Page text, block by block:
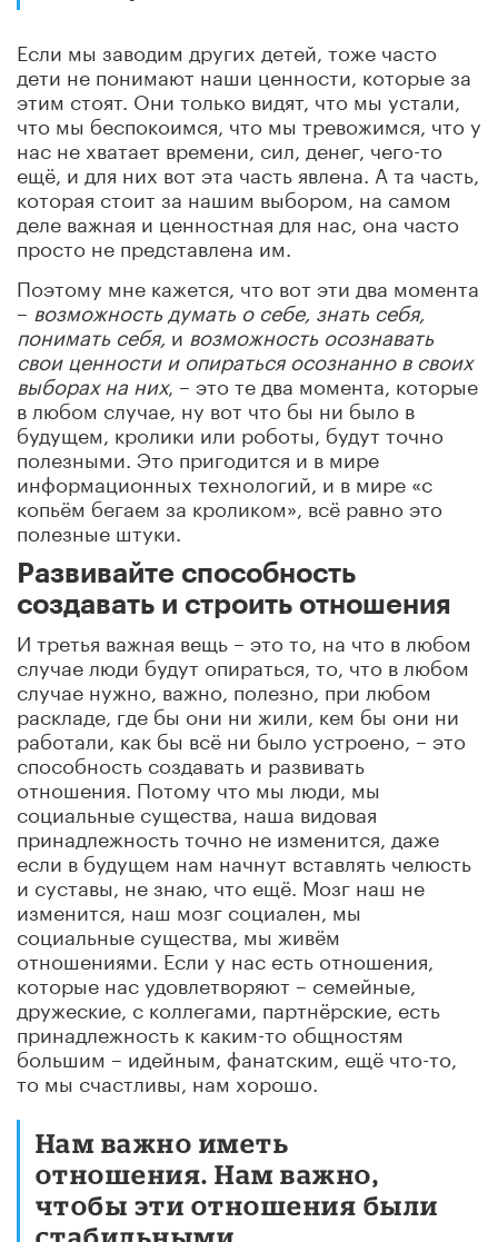
Если мы заводим других детей, тоже часто
дети не понимают наши ценности, которые за
этим стоят. Они только видят, что мы устали,
что мы беспокоимся, что мы тревожимся, что у
нас не хватает времени, сил, денег, чего-то
ещё, и для них вот эта часть явлена. А та часть,
которая стоит за нашим выбором, на самом
деле важная и ценностная для нас, она часто
просто не представлена им.
Поэтому мне кажется, что вот эти два момента
– возможность думать о себе, знать себя,
понимать себя,и возможность осознавать
свои ценности и опираться осознанно в своих
выборах на них, – это те два момента, которые
в любом случае, ну вот что бы ни было в
будущем, кролики или роботы, будут точно
полезными. Это пригодится и в мире
информационных технологий, и в мире «с
копьём бегаем за кроликом», всё равно это
полезные штуки.
Развивайте способность
создавать и строить отношения
И третья важная вещь – это то, на что в любом
случае люди будут опираться, то, что в любом
случае нужно, важно, полезно, при любом
раскладе, где бы они ни жили, кем бы они ни
работали, как бы всё ни было устроено, – это
способность создавать и развивать
отношения. Потому что мы люди, мы
социальные существа, наша видовая
принадлежность точно не изменится, даже
если в будущем нам начнут вставлять челюсть
и суставы, не знаю, что ещё. Мозг наш не
изменится, наш мозг социален, мы
социальные существа, мы живём
отношениями. Если у нас есть отношения,
которые нас удовлетворяют – семейные,
дружеские, с коллегами, партнёрские, есть
принадлежность к каким-то общностям
большим – идейным, фанатским, ещё что-то,
то мы счастливы, нам хорошо.
Нам важно иметь
отношения. Нам важно,
чтобы эти отношения были